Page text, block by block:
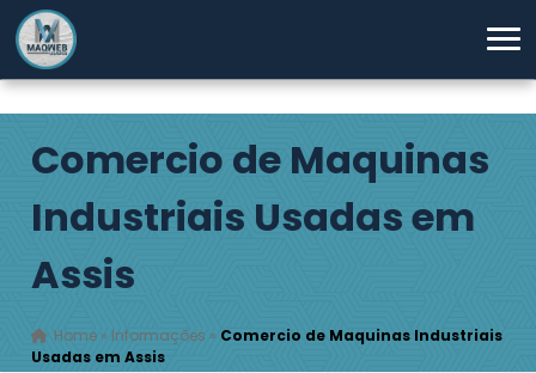
Comercio de Maquinas
Industriais Usadas em
Assis
Home » Informações » Comercio de Maquinas Industriais
Usadas em Assis